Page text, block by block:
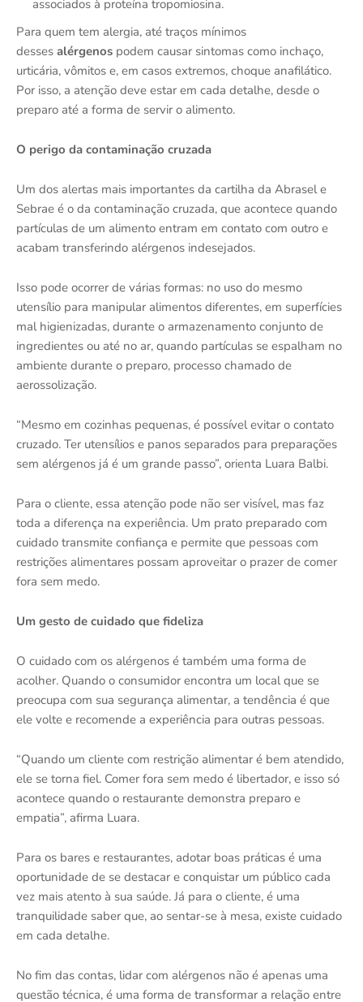
associados à proteína tropomiosina.
Para quem tem alergia, até traços mínimos
desses alérgenos podem causar sintomas como inchaço,
urticária, vômitos e, em casos extremos, choque anafilático.
Por isso, a atenção deve estar em cada detalhe, desde o
preparo até a forma de servir o alimento.
O perigo da contaminação cruzada
Um dos alertas mais importantes da cartilha da Abrasel e
Sebrae é o da contaminação cruzada, que acontece quando
partículas de um alimento entram em contato com outro e
acabam transferindo alérgenos indesejados.
Isso pode ocorrer de várias formas: no uso do mesmo
utensílio para manipular alimentos diferentes, em superfícies
mal higienizadas, durante o armazenamento conjunto de
ingredientes ou até no ar, quando partículas se espalham no
ambiente durante o preparo, processo chamado de
aerossolização.
“Mesmo em cozinhas pequenas, é possível evitar o contato
cruzado. Ter utensílios e panos separados para preparações
sem alérgenos já é um grande passo”, orienta Luara Balbi.
Para o cliente, essa atenção pode não ser visível, mas faz
toda a diferença na experiência. Um prato preparado com
cuidado transmite confiança e permite que pessoas com
restrições alimentares possam aproveitar o prazer de comer
fora sem medo.
Um gesto de cuidado que fideliza
O cuidado com os alérgenos é também uma forma de
acolher. Quando o consumidor encontra um local que se
preocupa com sua segurança alimentar, a tendência é que
ele volte e recomende a experiência para outras pessoas.
“Quando um cliente com restrição alimentar é bem atendido,
ele se torna fiel. Comer fora sem medo é libertador, e isso só
acontece quando o restaurante demonstra preparo e
empatia”, afirma Luara.
Para os bares e restaurantes, adotar boas práticas é uma
oportunidade de se destacar e conquistar um público cada
vez mais atento à sua saúde. Já para o cliente, é uma
tranquilidade saber que, ao sentar-se à mesa, existe cuidado
em cada detalhe.
No fim das contas, lidar com alérgenos não é apenas uma
questão técnica, é uma forma de transformar a relação entre